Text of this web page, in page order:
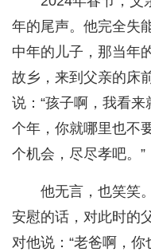
年的尾声。他完全失
中年的儿子，那当年
故乡，来到父亲的床
说：“孩子啊，我看
个年，你就哪里也不
个机会，尽尽孝吧。”
他无言，也笑笑
安慰的话，对此时的
对他说：“老爸啊，你